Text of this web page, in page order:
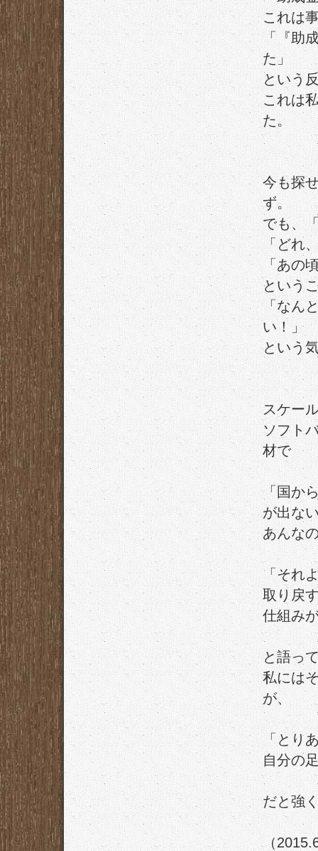
これは
「『助
た」
という
これは
た。
今も探
ず。
でも、
「どれ
「あの
という
「なん
い！」
という
スケー
ソフト
材で
「国か
が出な
あんな
「それ
取り戻
仕組み
と語っ
私には
が、
「とり
自分の
だと強
（